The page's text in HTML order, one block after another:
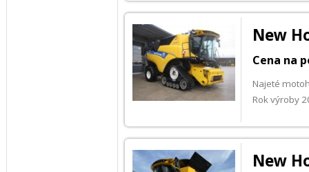
New
Cena na
Najeté
Rok výroby
New